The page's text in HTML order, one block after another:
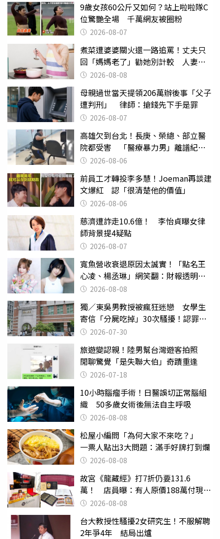
9歲女孩60公斤又如何？站上啦啦隊C
位驚艷全場 千萬網友被圈粉
2026-08-07
煮菜遭婆婆關火還一路追罵！丈夫只
回「媽媽老了」勸她別計較 人妻超
崩潰：我像台傭
2026-08-08
母親過世當天提領206萬辦後事「父子
遭判刑」 律師：搶錢先下手是罪
2026-08-07
高雄欠到台北！長庚、榮總、部立醫
院都受害 「醫療暴力男」離譜紀錄
曝光2026-08-06
前員工才轉投李多慧！Joeman再談建
文爆紅 認「很清楚他的價值」
2026-08-06
慈濟遭詐走10.6億！ 李怡貞曝女律
師背景提4疑點
2026-08-07
寬魚營收衰退原因太誠實！「點名王
心凌、楊丞琳」網笑翻：財報透明度
滿分2026-08-08
獨／東吳男教授被瘋狂迷戀 女學生
寄信「分屍吃掉」30次騷擾！認罪免
關 2026-07-30
旅遊變認親！陸男幫台灣遊客拍照
閒聊驚覺「是失聯大伯」奇蹟重逢
2026-07-18
10小時腦瘤手術！日醫誤切正常腦組
織 50多歲女術後無法自主呼吸
2026-08-08
松屋小編問「為何大家不來吃？」
一票人點出3大問題：滿手好牌打到爛
2026-08-08
故宮《龍藏經》打7折仍要131.6
萬！ 店員曝：有人原價188萬付現購
買 2026-08-08
台大教授性騷擾2女研究生！不服解聘
2年爭4年 結局出爐